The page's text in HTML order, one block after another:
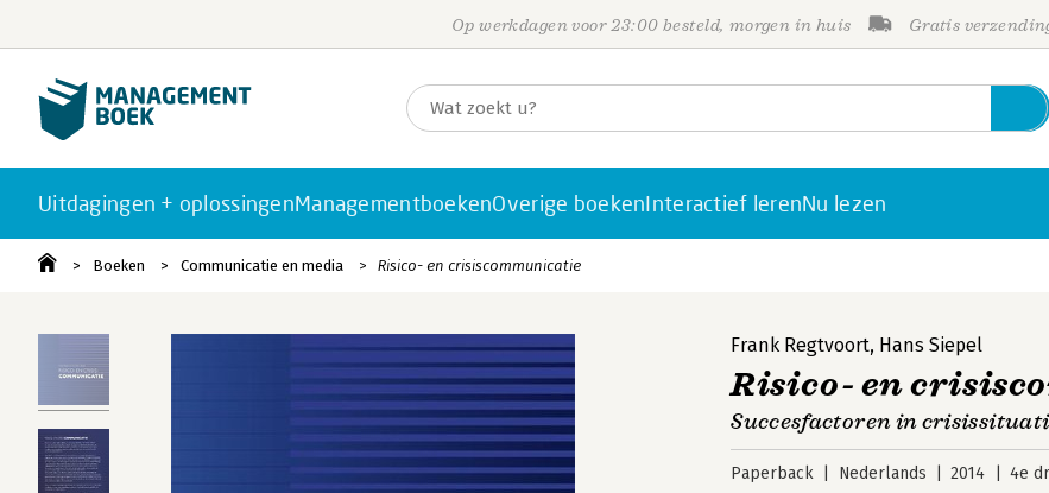
Op werkdagen voor 23:00 besteld, morgen in huis Gratis
Uitdagingen + oplossingenManagementboekenOverige boekenInteractief lerenNu lezen
Boeken Communicatie en media Risico- en crisiscommunicatie
Frank Regtvoort, Hans Siepel
Risico- en
Succesfactoren in
Paperback Nederlands 2014 4e